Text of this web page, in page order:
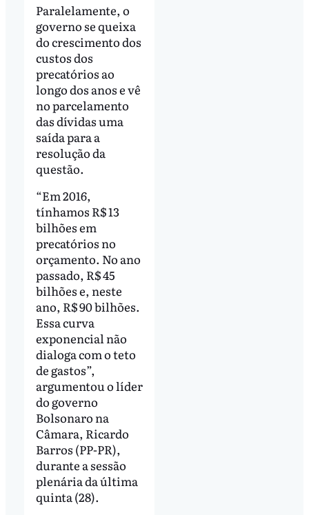
Paralelamente, o
governo se queixa
do crescimento dos
custos dos
precatórios ao
longo dos anos e vê
no parcelamento
das dívidas uma
saída para a
resolução da
questão.
“Em 2016,
tínhamos R$ 13
bilhões em
precatórios no
orçamento. No ano
passado, R$ 45
bilhões e, neste
ano, R$ 90 bilhões.
Essa curva
exponencial não
dialoga com o teto
de gastos”,
argumentou o líder
do governo
Bolsonaro na
Câmara, Ricardo
Barros (PP-PR),
durante a sessão
plenária da última
quinta (28).